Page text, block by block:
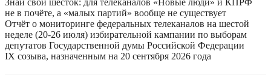
Знай свой шесток: для телеканалов «Новые люди» и КПРФ
не в почёте, а «малых партий» вообще не существует
Отчёт о мониторинге федеральных телеканалов на шестой
неделе (20-26 июля) избирательной кампании по выборам
депутатов Государственной думы Российской Федерации
IX созыва, назначенным на 20 сентября 2026 года